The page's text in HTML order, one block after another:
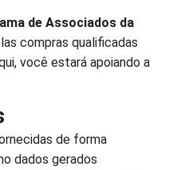
de Associados da
compras qualificadas
você estará apoiando a
de forma
dados gerados